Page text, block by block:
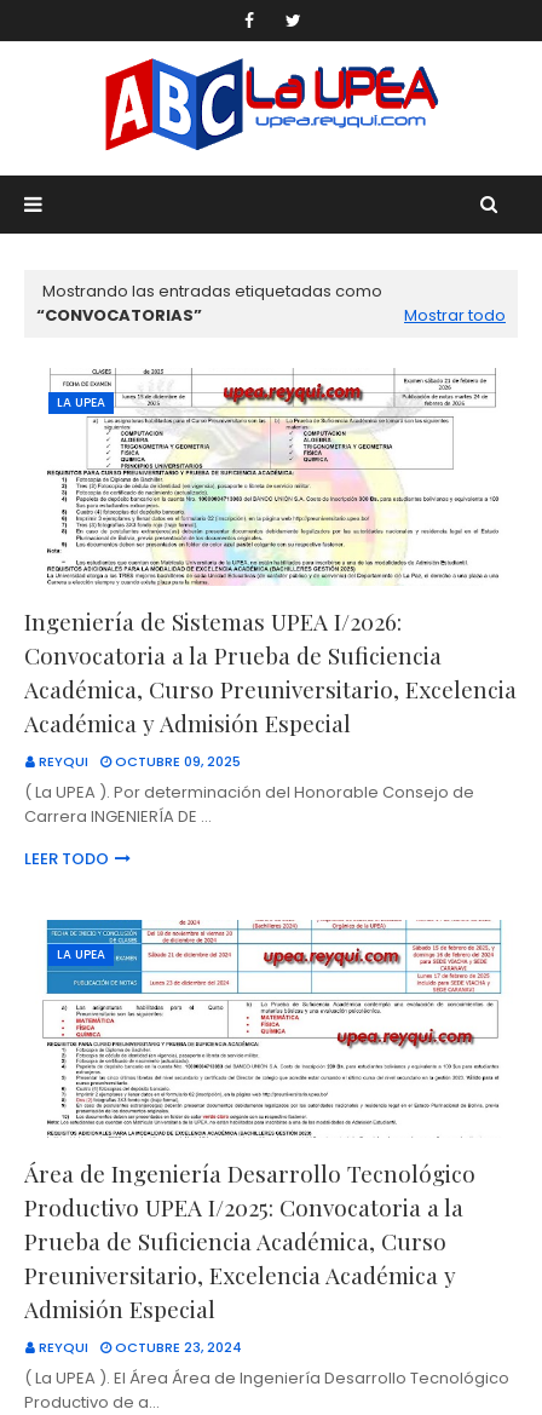
Mostrando las entradas etiquetadas como
CONVOCATORIAS
Mostrar todo
LA UPEA
Ingeniería de Sistemas UPEA I/2026:
Convocatoria a la Prueba de Suficiencia
Académica, Curso Preuniversitario, Excelencia
Académica y Admisión Especial
REYQUI OCTUBRE 09, 2025
( La UPEA ). Por determinación del Honorable Consejo de
Carrera INGENIERÍA DE …
LEER TODO
LA UPEA
Área de Ingeniería Desarrollo Tecnológico
Productivo UPEA I/2025: Convocatoria a la
Prueba de Suficiencia Académica, Curso
Preuniversitario, Excelencia Académica y
Admisión Especial
REYQUI OCTUBRE 23, 2024
( La UPEA ). El Área Área de Ingeniería Desarrollo Tecnológico
Productivo de a…